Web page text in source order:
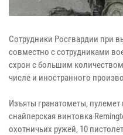
Сотрудники Росгвардии при
совместно с сотрудниками
схрон с большим
числе и иностранного
Изъяты гранатометы,
снайперская винтовка
охотничьих ружей, 10